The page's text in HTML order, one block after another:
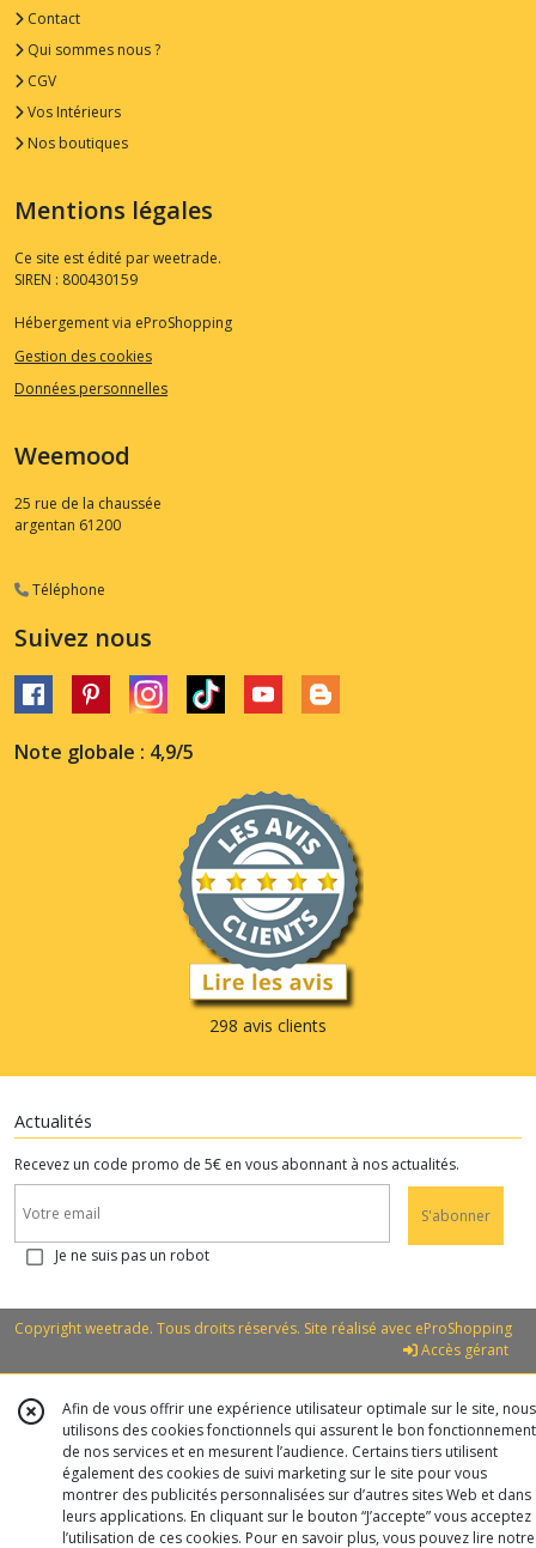
Contact
Qui sommes nous ?
CGV
Vos Intérieurs
Nos boutiques
Mentions légales
Ce site est édité par weetrade.
SIREN : 800430159
Hébergement via eProShopping
Gestion des cookies
Données personnelles
Weemood
25 rue de la chaussée
argentan 61200
Téléphone
Suivez nous
Note globale : 4,9/5
298 avis clients
Actualités
Recevez un code promo de 5€ en vous abonnant à nos actualités.
S'abonner
Je ne suis pas un robot
Copyright weetrade. Tous droits réservés. Site réalisé avec eProShopping
Accès gérant
Afin de vous offrir une expérience utilisateur optimale sur le site, nous
utilisons des cookies fonctionnels qui assurent le bon fonctionnement
de nos services et en mesurent l’audience. Certains tiers utilisent
également des cookies de suivi marketing sur le site pour vous
montrer des publicités personnalisées sur d’autres sites Web et dans
leurs applications. En cliquant sur le bouton “J’accepte” vous acceptez
l’utilisation de ces cookies. Pour en savoir plus, vous pouvez lire notre